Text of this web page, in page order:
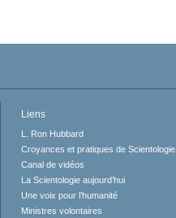
Liens
L. Ron Hubbard
Croyances et pratiques de Scientologie
Canal de vidéos
La Scientologie aujourd’hui
Une voix pour l’humanité
Ministres volontaires